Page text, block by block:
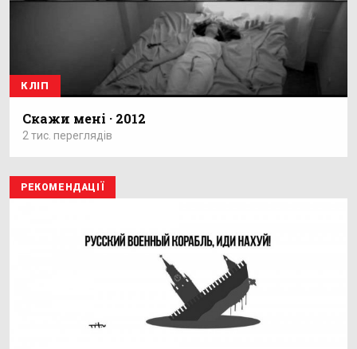
КЛІП
Скажи мені · 2012
2 тис. переглядів
РЕКОМЕНДАЦІЇ